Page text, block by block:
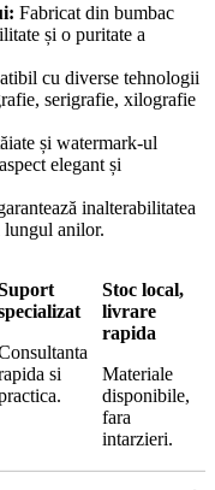
Fabricat din bumbac
și o puritate a
cu diverse tehnologii
serigrafie, xilografie
și watermark-ul
elegant și
inalterabilitatea
lungul anilor.
si
Stoc local,
livrare
rapida
Materiale
disponibile,
fara
intarzieri.